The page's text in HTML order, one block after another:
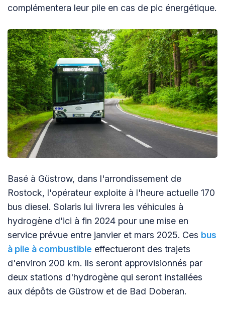
complémentera leur pile en cas de pic énergétique.
Basé à Güstrow, dans l'arrondissement de
Rostock, l'opérateur exploite à l'heure actuelle 170
bus diesel. Solaris lui livrera les véhicules à
hydrogène d'ici à fin 2024 pour une mise en
service prévue entre janvier et mars 2025. Ces bus
à pile à combustible effectueront des trajets
d'environ 200 km. Ils seront approvisionnés par
deux stations d'hydrogène qui seront installées
aux dépôts de Güstrow et de Bad Doberan.